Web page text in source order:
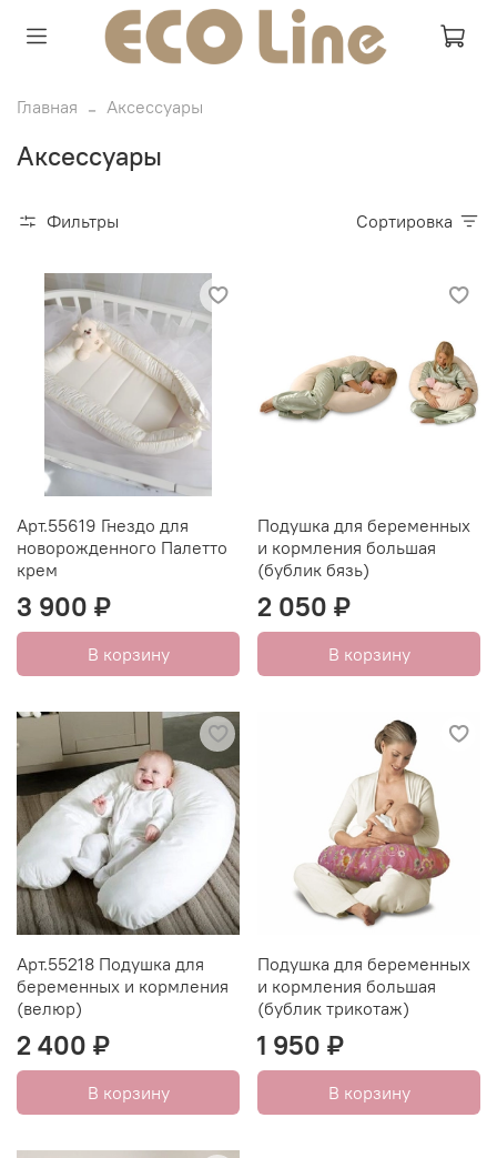
Главная Аксессуары
Аксессуары
Фильтры Сортировка
Арт.55619 Гнездо для
новорожденного Палетто
крем
3 900 ₽
В корзину
Подушка для беременных
и кормления большая
(бублик бязь)
2 050 ₽
В корзину
Арт.55218 Подушка для
беременных и кормления
(велюр)
2 400 ₽
В корзину
Подушка для беременных
и кормления большая
(бублик трикотаж)
1 950 ₽
В корзину